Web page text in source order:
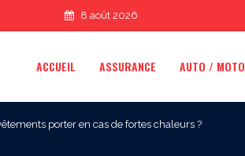
8 août 2026
ACCUEIL ASSURANCE AUTO / MOTO
porter en cas de fortes chaleurs ?